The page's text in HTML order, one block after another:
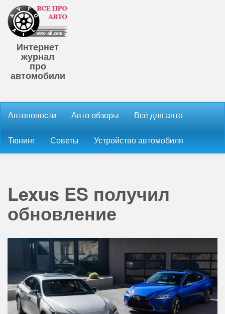
Интернет
журнал
про
автомобили
Автоновости Авто обзоры Всё для авто
Тюнинг Советы Устройство автомобиля
Lexus ES получил
обновление